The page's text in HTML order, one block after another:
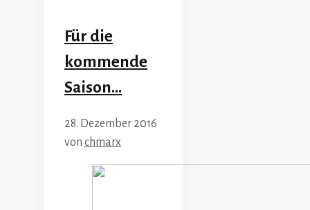
Für die
kommende
Saison…
28. Dezember 2016
von chmarx